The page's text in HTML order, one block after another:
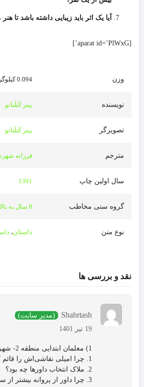
آیا یک اثر باید زیبایی داشته باشد تا
[aparat id=’PlWxG’]
وزن 0.094 کیلوگرم
نویسنده پیتر کَتلَناتو
تصویرگر پیتر کَتلَناتو
مترجم فرزانه
سال اولین چاپ 1391
گروه سنی مخاطب 8 سال به بالا
نوع متن داستان،
نقد و بررسی ها
Shahrtash
(مدیر سایت)
19 تیر 1401
1) معلمان ابتدایی منطقه 2- شهرتاش
1. چرا امیلی نقاشی‌اش‌ را قائم کرد؟
2. ملاک انتخاب داور‌ها چه بود؟
3. چرا داور از پروانه بیشتر از سگ خوشش آمد؟